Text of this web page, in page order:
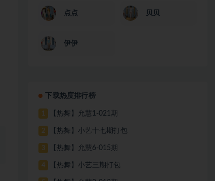
点点 贝贝
伊伊
下载热度排行榜
1 【热舞】允慧1-021期
2 【热舞】小艺十七期打包
3 【热舞】允慧6-015期
4 【热舞】小艺三期打包